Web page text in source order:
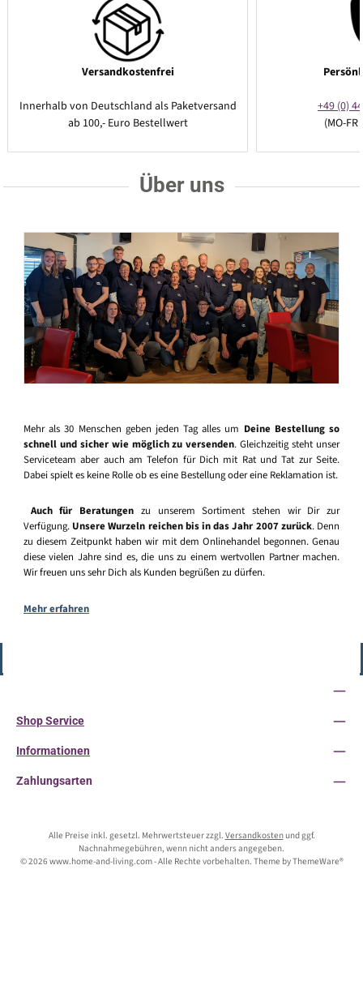
Versandkostenfrei
Innerhalb von Deutschland als Paketversand
ab 100,- Euro Bestellwert
+49 (0)
(MO-
Über uns
Mehr als 30 Menschen geben jeden Tag alles um Deine Bestellung so
schnell und sicher wie möglich zu versenden. Gleichzeitig steht unser
Serviceteam aber auch am Telefon für Dich mit Rat und Tat zur Seite.
Dabei spielt es keine Rolle ob es eine Bestellung oder eine Reklamation ist.
Auch für Beratungen zu unserem Sortiment stehen wir Dir zur
Verfügung. Unsere Wurzeln reichen bis in das Jahr 2007 zurück. Denn
zu diesem Zeitpunkt haben wir mit dem Onlinehandel begonnen. Genau
diese vielen Jahre sind es, die uns zu einem wertvollen Partner machen.
Wir freuen uns sehr Dich als Kunden begrüßen zu dürfen.
Mehr erfahren
Shop Service
Informationen
Zahlungsarten
Alle Preise inkl. gesetzl. Mehrwertsteuer zzgl. Versandkostenund ggf.
Nachnahmegebühren, wenn nicht anders angegeben.
© 2026 www.home-and-living.com - Alle Rechte vorbehalten. Theme byThemeWare®